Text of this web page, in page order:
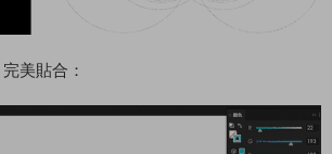
美貼合：